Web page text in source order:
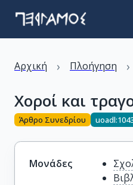
Αρχική › Πλοήγηση ›
Χοροί και
Άρθρο Συνεδρίου
Μονάδες